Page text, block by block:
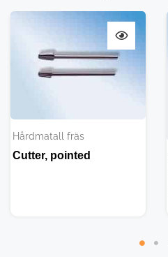
Hårdmatall fräs
Cutter, pointed